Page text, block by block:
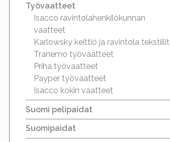
Työvaatteet
Isacco ravintolahenkilökunnan
vaatteet
Karlowsky keittiö ja ravintola tekstiilit
Tranemo työvaatteet
Priha työvaatteet
Payper työvaatteet
Isacco kokin vaatteet
Suomi pelipaidat
Suomipaidat